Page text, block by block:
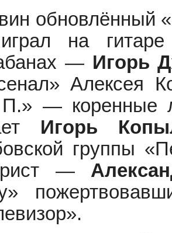
обновлённый
на
— Игорь
Алексея
— коренные
Игорь
группы
—